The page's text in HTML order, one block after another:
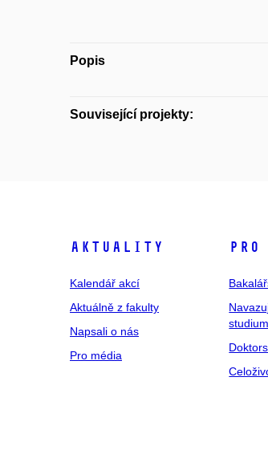
Popis
Související projekty:
Aktuality
Kalendář akcí
Aktuálně z fakulty
Napsali o nás
Pro média
Pro
studium